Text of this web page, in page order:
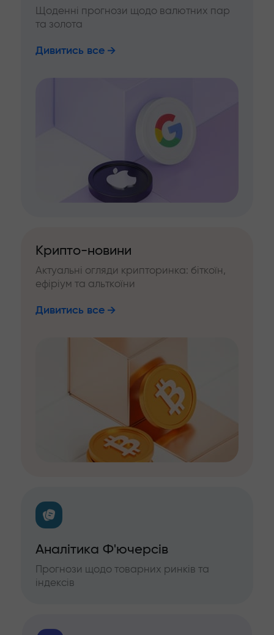
Щоденні прогнози щодо валютних пар
та золота
Дивитись все
Крипто-новини
Актуальні огляди крипторинка: біткоїн,
ефіріум та альткоїни
Дивитись все
Аналітика Ф'ючерсів
Прогнози щодо товарних ринків та
індексів